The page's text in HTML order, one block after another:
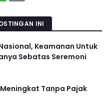
INI
Keamanan Untuk
Sebatas Seremoni
Tanpa Pajak